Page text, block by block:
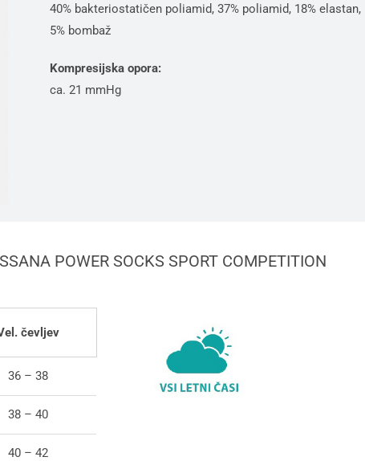
40% bakteriostatičen poliamid, 37% poliamid, 18% elastan,
5% bombaž
Kompresijska opora:
ca. 21 mmHg
POWER SOCKS SPORT COMPETITION
čevljev
36 – 38
38 – 40
40 – 42